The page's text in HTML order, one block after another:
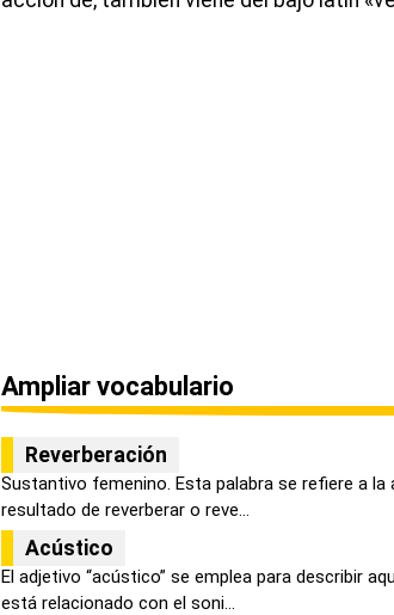
Ampliar vocabulario
Reverberación
Sustantivo femenino. Esta palabra se refiere a la
resultado de reverberar o reve...
Acústico
El adjetivo “acústico” se emplea para describir
está relacionado con el soni...